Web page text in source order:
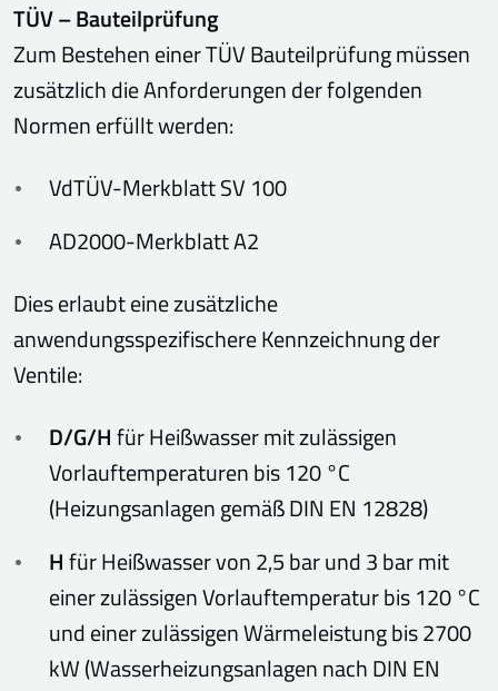
TÜV – Bauteilprüfung
Zum Bestehen einer TÜV Bauteilprüfung müssen
zusätzlich die Anforderungen der folgenden
Normen erfüllt werden:
VdTÜV-Merkblatt SV 100
AD2000-Merkblatt A2
Dies erlaubt eine zusätzliche
anwendungsspezifischere Kennzeichnung der
Ventile:
D/G/Hfür Heißwasser mit zulässigen
Vorlauftemperaturen bis 120 °C
(Heizungsanlagen gemäß DIN EN 12828)
Hfür Heißwasser von 2,5 bar und 3 bar mit
einer zulässigen Vorlauftemperatur bis 120 °C
und einer zulässigen Wärmeleistung bis 2700
kW (Wasserheizungsanlagen nach DIN EN